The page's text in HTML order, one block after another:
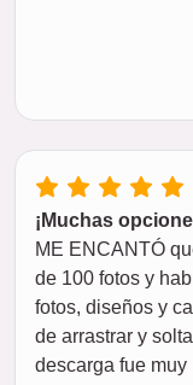
¡Muchas
ME ENCANTÓ
de 100 fotos y
fotos, diseños y
de arrastrar y
descarga fue muy